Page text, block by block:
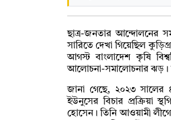
ছাত্র-জনতার আন্দোলনের
সারিতে দেখা গিয়েছিল
আগস্ট বাংলাদেশ কৃষি
আলোচনা-সমালোচনার ঝড়।
জানা গেছে, ২০২৩ সালের
ইউনুসের বিচার প্রক্রিয়া
হোসেন। তিনি আওয়ামী